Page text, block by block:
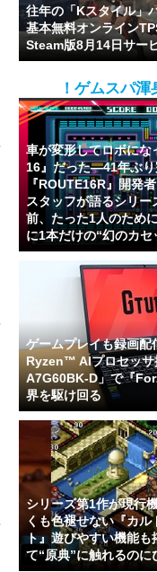
往年の「Kスタイル」
基本無料オンライン
Steam版8月14日サー
！ゲムスパ渾
車が変形してロボにな
16』だった―41年ぶり
『ROUTE16R』開発
スタッフが語るシリ
前、たった1人のため
に1本だけの“幻のカセ
ゲームプレイも録画配
Ryzen™ AIプロセッサ
A7G60BK-D」で『
界を駆け回る
シリーズ第1作が現行
くも色褪せない『カ
ト』遊びやすい機能も
て“原典”に触れるのに